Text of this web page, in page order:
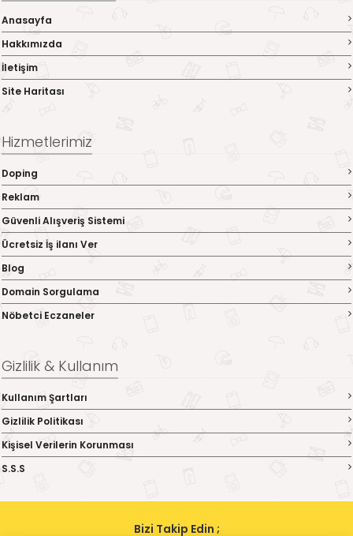
Anasayfa
Hakkımızda
İletişim
Site Haritası
Hizmetlerimiz
Doping
Reklam
Güvenli Alışveriş Sistemi
Ücretsiz İş ilanı Ver
Blog
Domain Sorgulama
Nöbetci Eczaneler
Gizlilik & Kullanım
Kullanım Şartları
Gizlilik Politikası
Kişisel Verilerin Korunması
S.S.S
Bizi Takip Edin ;